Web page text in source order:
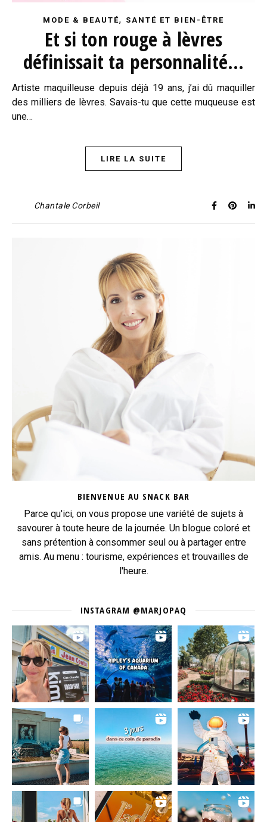
MODE & BEAUTÉ, SANTÉ ET BIEN-ÊTRE
Et si ton rouge à lèvres
définissait ta personnalité…
Artiste maquilleuse depuis déjà 19 ans, j’ai dû maquiller
des milliers de lèvres. Savais-tu que cette muqueuse est
une…
LIRE LA SUITE
Chantale Corbeil
BIENVENUE AU SNACK BAR
Parce qu'ici, on vous propose une variété de sujets à
savourer à toute heure de la journée. Un blogue coloré et
sans prétention à consommer seul ou à partager entre
amis. Au menu : tourisme, expériences et trouvailles de
l'heure.
INSTAGRAM @MARJOPAQ